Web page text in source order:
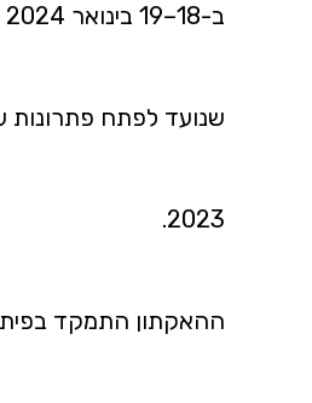
שנועד לפתח פתרונות
2023.
ההאקתון התמקד